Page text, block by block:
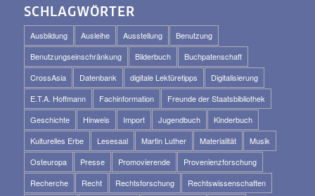
SCHLAGWÖRTER
Ausbildung Ausleihe Ausstellung
Benutzung
Benutzungseinschränkung
Bilderbuch
Buchpatenschaft
CrossAsia
Datenbank digitale Lektüretipps
Digitalisierung
E.T.A. Hoffmann
Fachinformation
Freunde der Staatsbibliothek
Geschichte
Hinweis Import Jugendbuch
Kinderbuch
Kulturelles Erbe
Lesesaal Martin Luther Materialität
Musik
Osteuropa
Presse Promovierende
Provenienzforschung
Recherche
Recht Rechtsforschung
Rechtswissenschaften